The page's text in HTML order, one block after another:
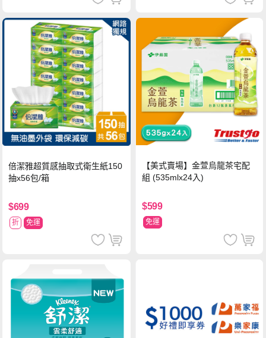
倍潔雅超質感抽取式衛生紙150
抽x56包/箱
$699
折 免運
【美式賣場】金萱烏龍茶宅配
組 (535mlx24入)
$599
免運